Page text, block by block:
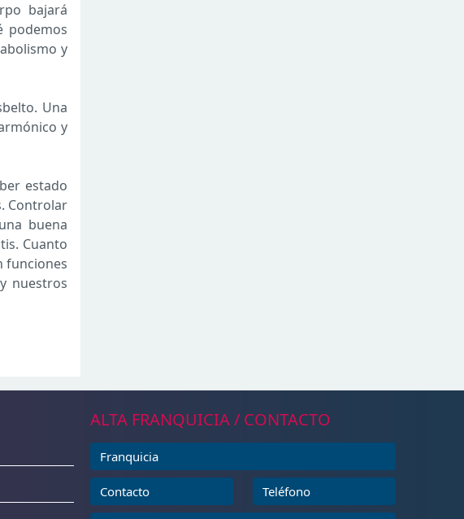
bajará
podemos
y
Una
y
estado
Controlar
buena
Cuanto
funciones
nuestros
ALTA FRANQUICIA / CONTACTO